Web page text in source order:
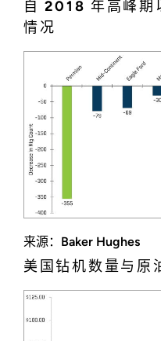
自 2018 年高峰期
情况
来源：Baker Hughes
美国钻机数量与